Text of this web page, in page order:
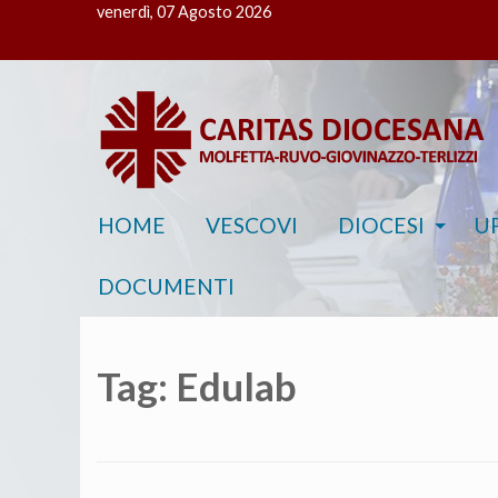
venerdì, 07 Agosto 2026
HOME VESCOVI DIOCESI
DOCUMENTI
Tag: Edulab